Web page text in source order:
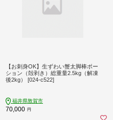
【お刺身OK】生ずわい蟹太脚棒ポー
ション（殻剥き）総重量2.5kg（解凍
後2kg） [024-c522]
福井県敦賀市
70,000 円